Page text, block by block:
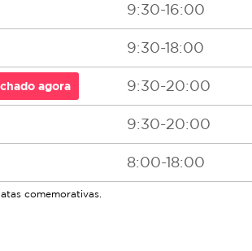
9:30-16:00
9:30-18:00
agora 9:30-20:00
9:30-20:00
8:00-18:00
comemorativas.